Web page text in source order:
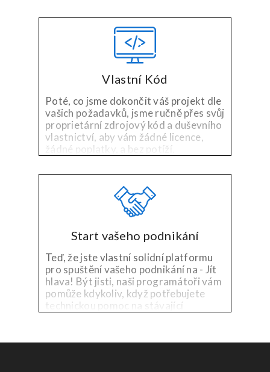
Vlastní Kód
Poté, co jsme dokončit váš projekt dle
vašich požadavků, jsme ručně přes svůj
proprietární zdrojový kód a duševního
vlastnictví, aby vám žádné licence,
žádné poplatky, a bez potíží.
Start vašeho podnikání
Teď, že jste vlastní solidní platformu
pro spuštění vašeho podnikání na - Jít
hlava! Být jisti, naši programátoři vám
pomůže kdykoliv, když potřebujete
technickou pomoc na stávající